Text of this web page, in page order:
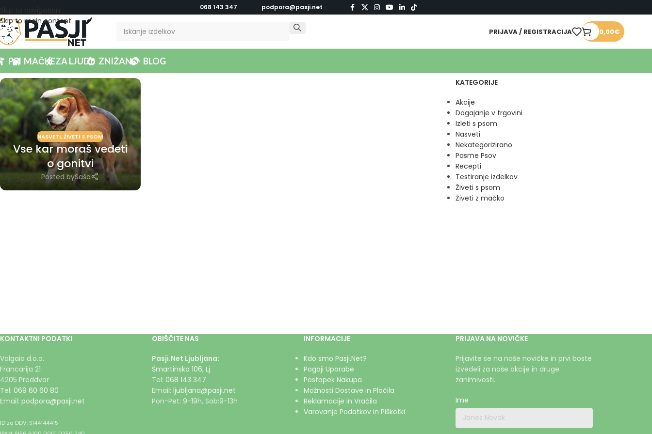
Skip to navigation
Skip to main content
068 143 347 podpora@pasji.net
PRIJAVA / REGISTRACIJA 0,00€
PSI MAČKEZA LJUDI ZNIŽANO BLOG
NASVETI,ŽIVETI S PSOM
Vse kar moraš vedeti
o gonitvi
Posted bySaša
KATEGORIJE
Akcije
Dogajanje v trgovini
Izleti s psom
Nasveti
Nekategorizirano
Pasme Psov
Recepti
Testiranje izdelkov
Živeti s psom
Živeti z mačko
KONTAKTNI PODATKI
Valgaia d.o.o.
Francarija 21
4205 Preddvor
Tel: 069 60 60 80
Email: podpora@pasji.net
ID za DDV: SI44144415
OBIŠČITE NAS
Pasji.Net Ljubljana:
Šmartinska 106, Lj
Tel: 068 143 347
Email: ljubljana@pasji.net
Pon-Pet: 9-19h, Sob:9-13h
INFORMACIJE
Kdo smo Pasji.Net?
Pogoji Uporabe
Postopek Nakupa
Možnosti Dostave in Plačila
Reklamacije in Vračila
Varovanje Podatkov in Piškotki
PRIJAVA NA NOVIČKE
Prijavite se na naše novičke in prvi boste
izvedeli za naše akcije in druge
zanimivosti.
Ime